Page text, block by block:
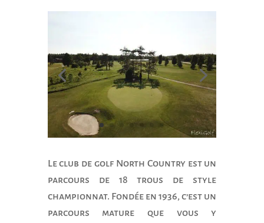
Le club de golf North Country est un
parcours de 18 trous de style
championnat. Fondée en 1936, c’est un
parcours mature que vous y